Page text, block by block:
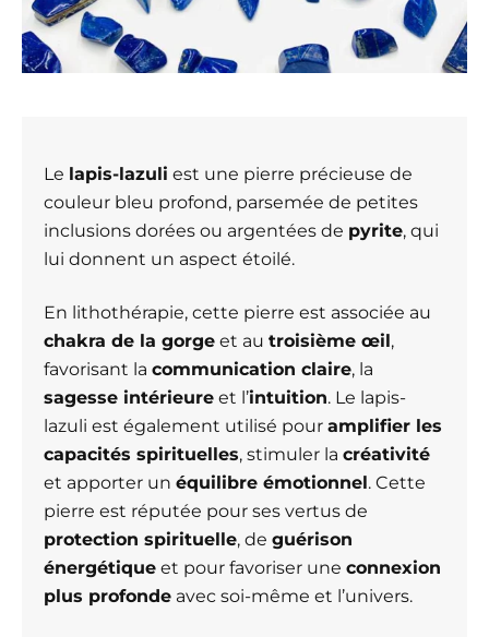
Le lapis-lazuli est une pierre précieuse de
couleur bleu profond, parsemée de petites
inclusions dorées ou argentées de pyrite, qui
lui donnent un aspect étoilé.
En lithothérapie, cette pierre est associée au
chakra de la gorge et au troisième œil,
favorisant la communication claire, la
sagesse intérieure et l’intuition. Le lapis-
lazuli est également utilisé pour amplifier les
capacités spirituelles, stimuler la créativité
et apporter un équilibre émotionnel. Cette
pierre est réputée pour ses vertus de
protection spirituelle, de guérison
énergétique et pour favoriser une connexion
plus profonde avec soi-même et l’univers.